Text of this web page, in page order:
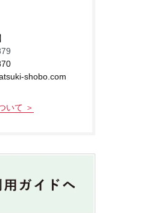
shobo.com
いて ＞